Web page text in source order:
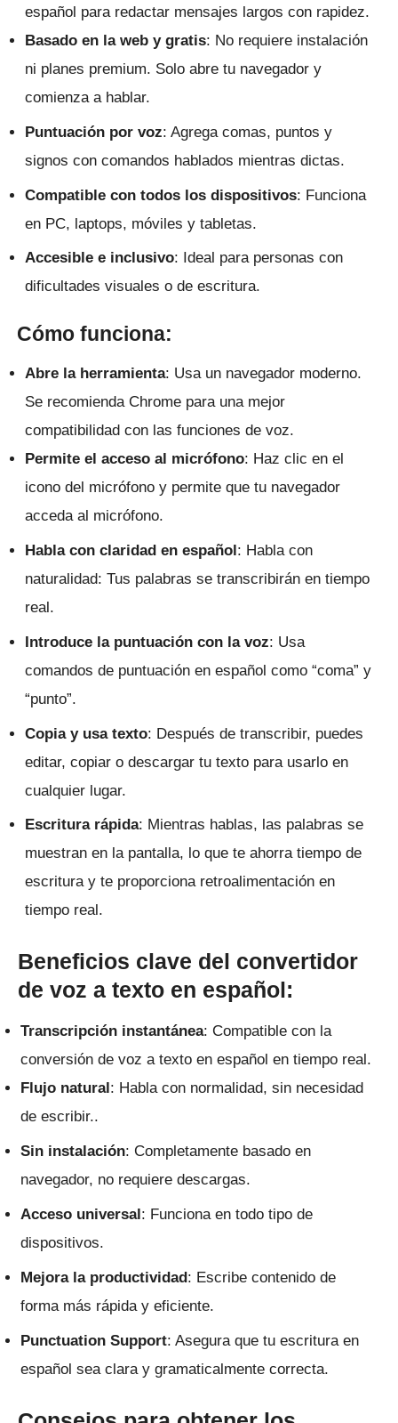
español para redactar mensajes largos con rapidez.
Basado en la web y gratis: No requiere instalación
ni planes premium. Solo abre tu navegador y
comienza a hablar.
Puntuación por voz: Agrega comas, puntos y
signos con comandos hablados mientras dictas.
Compatible con todos los dispositivos: Funciona
en PC, laptops, móviles y tabletas.
Accesible e inclusivo: Ideal para personas con
dificultades visuales o de escritura.
Cómo funciona:
Abre la herramienta: Usa un navegador moderno.
Se recomienda Chrome para una mejor
compatibilidad con las funciones de voz.
Permite el acceso al micrófono: Haz clic en el
icono del micrófono y permite que tu navegador
acceda al micrófono.
Habla con claridad en español: Habla con
naturalidad: Tus palabras se transcribirán en tiempo
real.
Introduce la puntuación con la voz: Usa
comandos de puntuación en español como “coma” y
“punto”.
Copia y usa texto: Después de transcribir, puedes
editar, copiar o descargar tu texto para usarlo en
cualquier lugar.
Escritura rápida: Mientras hablas, las palabras se
muestran en la pantalla, lo que te ahorra tiempo de
escritura y te proporciona retroalimentación en
tiempo real.
Beneficios clave del convertidor
de voz a texto en español:
Transcripción instantánea: Compatible con la
conversión de voz a texto en español en tiempo real.
Flujo natural : Habla con normalidad, sin necesidad
de escribir..
Sin instalación: Completamente basado en
navegador, no requiere descargas.
Acceso universal: Funciona en todo tipo de
dispositivos.
Mejora la productividad: Escribe contenido de
forma más rápida y eficiente.
Punctuation Support: Asegura que tu escritura en
español sea clara y gramaticalmente correcta.